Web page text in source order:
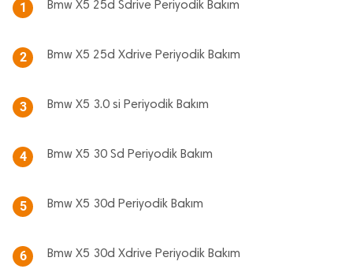
1 Bmw X5 25d Sdrive Periyodik Bakım
2 Bmw X5 25d Xdrive Periyodik Bakım
3 Bmw X5 3.0 si Periyodik Bakım
4 Bmw X5 30 Sd Periyodik Bakım
5 Bmw X5 30d Periyodik Bakım
6 Bmw X5 30d Xdrive Periyodik Bakım